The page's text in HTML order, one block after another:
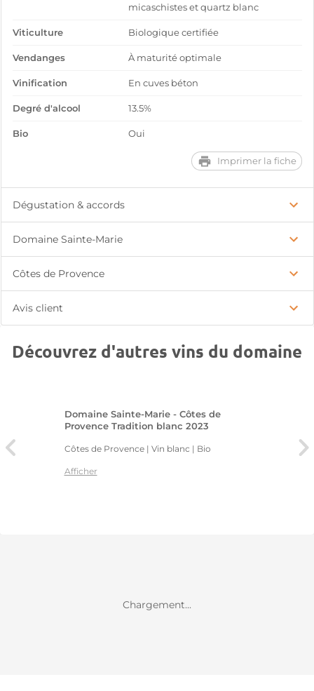
micaschistes et quartz blanc
Viticulture Biologique certifiée
Vendanges À maturité optimale
Vinification En cuves béton
Degré d'alcool 13.5%
Bio Oui
Imprimer la fiche
Dégustation & accords
Domaine Sainte-Marie
Côtes de Provence
Avis client
Découvrez d'autres vins du domaine
Domaine Sainte-Marie - Côtes de
Provence Tradition blanc 2023
Côtes de Provence | Vin blanc | Bio
Afficher
Chargement...